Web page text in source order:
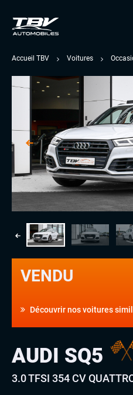
Accueil TBV Voitures
VENDU
Découvrir nos voitures
AUDI SQ5
3.0 TFSI 354 CV